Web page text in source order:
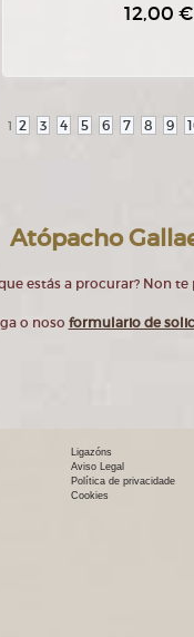
12,00 €
1 2 3 4 5 6 7 8 9
Atópacho
estás a procurar? Non
o noso formulario de
Ligazóns
Aviso Legal
Política de privacidade
Cookies